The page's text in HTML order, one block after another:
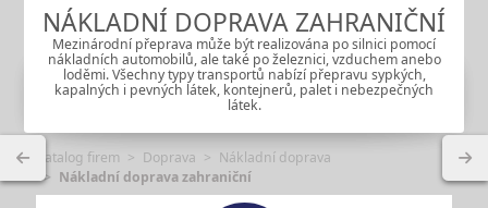
NÁKLADNÍ DOPRAVA ZAHRANIČNÍ
Mezinárodní přeprava může být realizována po silnici pomocí
nákladních automobilů, ale také po železnici, vzduchem anebo
loděmi. Všechny typy transportů nabízí přepravu sypkých,
kapalných i pevných látek, kontejnerů, palet i nebezpečných
látek.
Katalog firem Doprava
Nákladní doprava
Nákladní doprava zahraniční